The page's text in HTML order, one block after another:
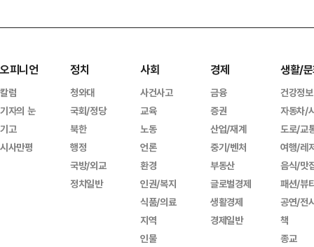
오피니언
칼럼
기자의 눈
기고
시사만평
정치
청와대
국회/정당
북한
행정
국방/외교
정치일반
사회
사건사고
교육
노동
언론
환경
인권/복지
식품/의료
지역
인물
경제
금융
증권
산업/재계
중기/벤처
부동산
글로벌경제
생활경제
경제일반
생활/
건강정보
자동차/
도로/교
여행/레
음식/맛
패션/뷰
공연/전
책
종교